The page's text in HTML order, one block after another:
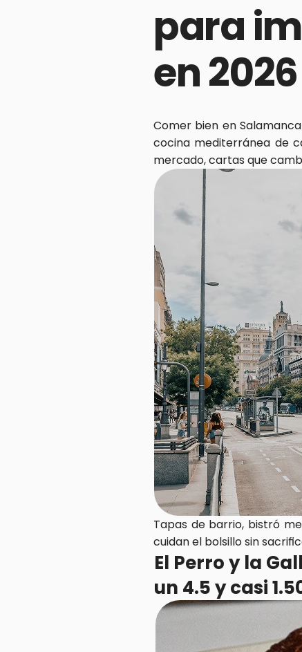
para
en 2026
Comer bien en
cocina mediterránea de
mercado, cartas que
Tapas de barrio, bistró
cuidan el bolsillo sin
El Perro y la
un 4.5 y casi